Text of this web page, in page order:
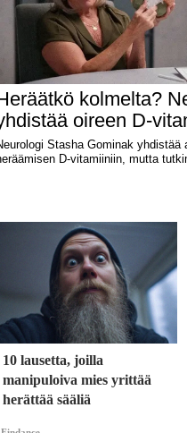
10 lausetta, joilla
manipuloiva mies yrittää
herättää sääliä